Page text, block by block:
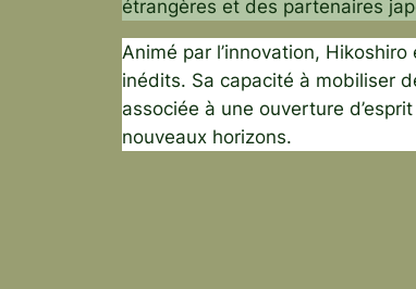
étrangères et des partenaires
Animé par l’innovation,
inédits. Sa capacité à mobiliser
associée à une ouverture
nouveaux horizons.